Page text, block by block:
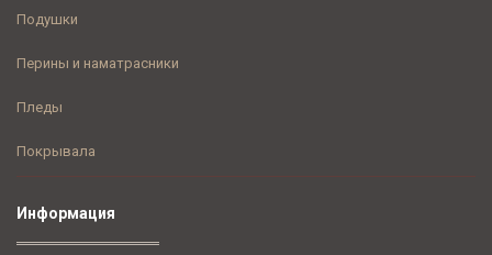
Подушки
Перины и наматрасники
Пледы
Покрывала
Информация